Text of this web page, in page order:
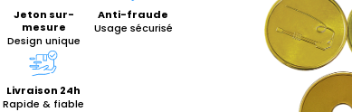
Jeton sur-
mesure
Design unique
Anti-fraude
Usage sécurisé
Livraison 24h
Rapide & fiable